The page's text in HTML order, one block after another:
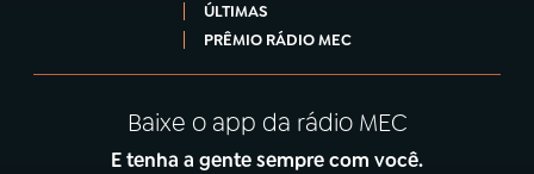
ÚLTIMAS
PRÊMIO RÁDIO MEC
Baixe o app da rádio MEC
E tenha a gente sempre com você.